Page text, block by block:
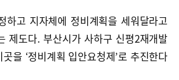
하고 지자체에 정비계획을 세워달라고
제도다. 부산시가 사하구 신평2재개발
을 ‘정비계획 입안요청제’로 추진한다